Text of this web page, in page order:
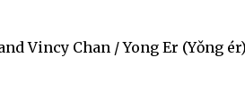
Vincy Chan / Yong Er (Yǒng